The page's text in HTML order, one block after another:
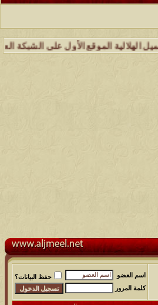
الأول على الشبكة العنكبوتية
اسم العضو
حفظ البيانات؟
كلمة المرور